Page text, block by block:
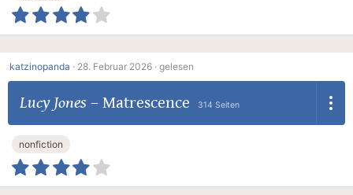
katzinopanda · 28. Februar 2026 · gelesen
Lucy Jones – Matrescence 314 Seiten
nonfiction